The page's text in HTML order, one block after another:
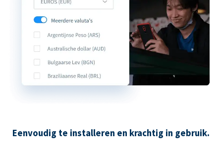
Eenvoudig te installeren en krachtig in gebruik.